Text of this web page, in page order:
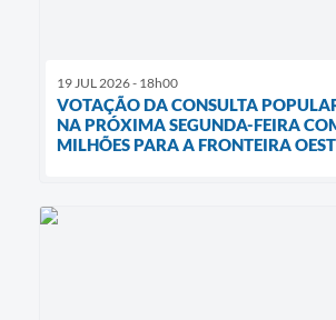
19 JUL 2026 - 18h00
VOTAÇÃO DA CONSULTA
NA PRÓXIMA SEGUNDA-FEIRA
MILHÕES PARA A FRONTEIRA